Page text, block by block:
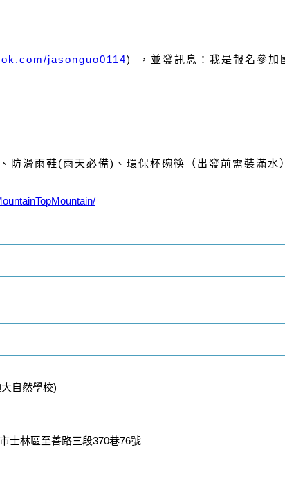
jasonguo0114) ，並發訊息：我是報名參加
防滑雨鞋(雨天必備)、環保杯碗筷（出發前需裝滿水
自然學校)
士林區至善路三段370巷76號